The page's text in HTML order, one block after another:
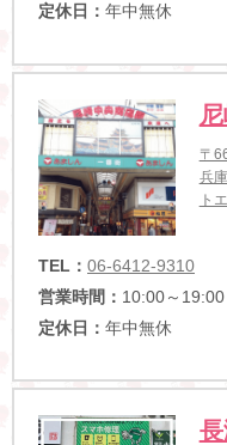
定休日： 年中無休
〒
兵
ト
TEL： 06-6412-9310
営業時間： 10:00～19:00
定休日： 年中無休